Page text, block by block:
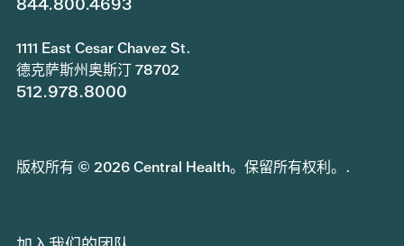
1111 East Cesar Chavez St.
德克萨斯州奥斯汀 78702
512.978.8000
版权所有 © 2026 Central Health。保留所有权利。.